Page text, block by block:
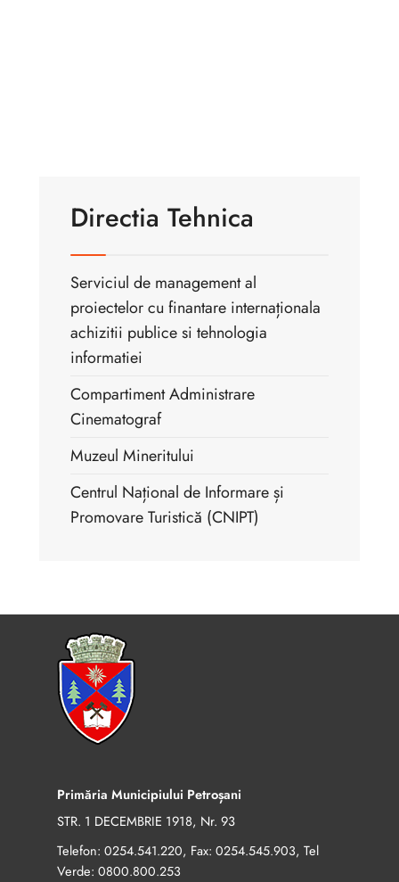
Directia Tehnica
Serviciul de management al
proiectelor cu finantare internaționala
achizitii publice si tehnologia
informatiei
Compartiment Administrare
Cinematograf
Muzeul Mineritului
Centrul Național de Informare și
Promovare Turistică (CNIPT)
Primăria Municipiului Petroșani
STR. 1 DECEMBRIE 1918, Nr. 93
Telefon: 0254.541.220, Fax: 0254.545.903, Tel
Verde: 0800.800.253